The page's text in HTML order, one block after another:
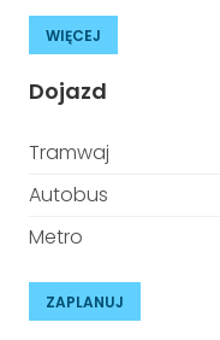
WIĘCEJ
Dojazd
Tramwaj
Autobus
Metro
ZAPLANUJ